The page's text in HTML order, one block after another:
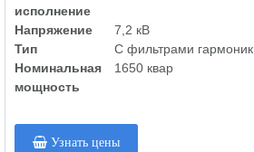
исполнение
Напряжение
7,2 кВ
Тип
С фильтрами гармоник
Номинальная
мощность
1650 квар
Узнать цены